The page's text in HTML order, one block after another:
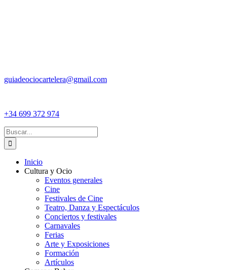
guiadeociocartelera@gmail.com
+34 699 372 974
Buscar:
Inicio
Cultura y Ocio
Eventos generales
Cine
Festivales de Cine
Teatro, Danza y Espectáculos
Conciertos y festivales
Carnavales
Ferias
Arte y Exposiciones
Formación
Artículos